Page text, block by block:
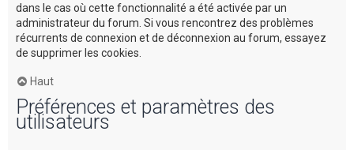
dans le cas où cette fonctionnalité a été activée par un
administrateur du forum. Si vous rencontrez des problèmes
récurrents de connexion et de déconnexion au forum, essayez
de supprimer les cookies.
Haut
Préférences et paramètres des
utilisateurs